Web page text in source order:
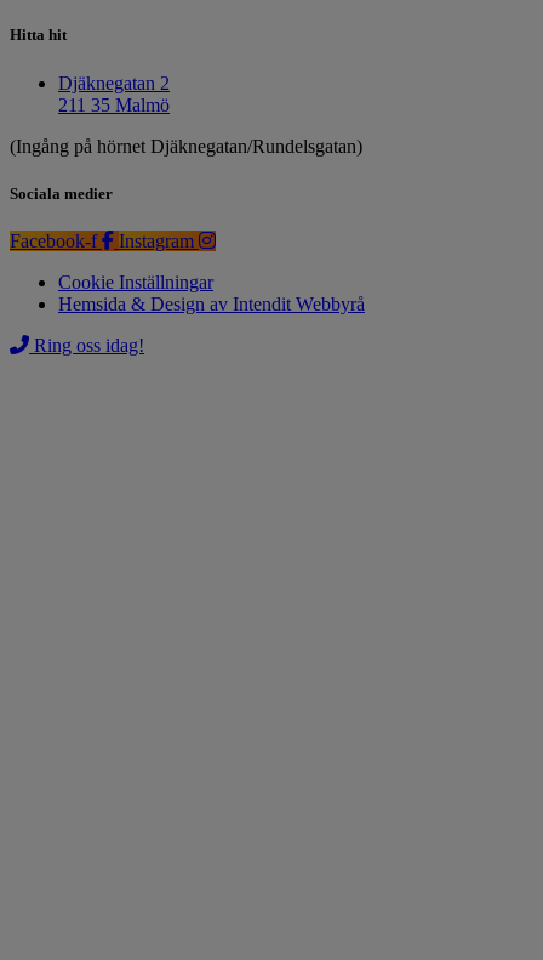
Hitta hit
Djäknegatan 2
211 35 Malmö
(Ingång på hörnet Djäknegatan/Rundelsgatan)
Sociala medier
Facebook-f
Instagram
Cookie Inställningar
Hemsida & Design av Intendit Webbyrå
Ring oss idag!